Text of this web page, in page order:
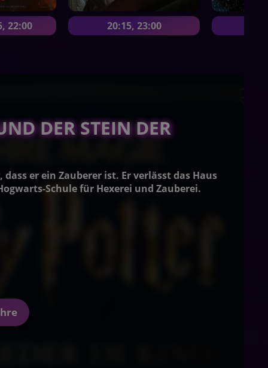
, 22:00 20:15, 23:00
DER STEIN DER
er ein Zauberer ist. Er verlässt das Haus
Schule für Hexerei und Zauberei.